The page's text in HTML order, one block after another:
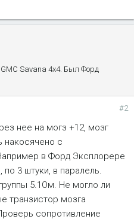
GMC Savana 4x4. Был Форд
#2
нее на могз +12, мозг
накосячено с
в Форд Эксплорере
по 3 штуки, в паралель.
5.1Ом. Не могло ли
транзистор мозга
сопротивление